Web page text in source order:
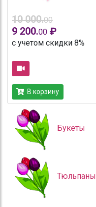
10 000.00
9 200.00 ₽
с учетом скидки 8%
В корзину
Букеты
Тюльпаны